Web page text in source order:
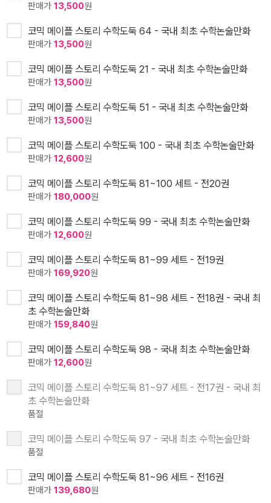
판매가 13,500원
코믹 메이플 스토리 수학도둑 64 - 국내 최초 수학논술만화
판매가 13,500원
코믹 메이플 스토리 수학도둑 21 - 국내 최초 수학논술만화
판매가 13,500원
코믹 메이플 스토리 수학도둑 51 - 국내 최초 수학논술만화
판매가 13,500원
코믹 메이플 스토리 수학도둑 100 - 국내 최초 수학논술만화
판매가 12,600원
코믹 메이플 스토리 수학도둑 81~100 세트 - 전20권
판매가 180,000원
코믹 메이플 스토리 수학도둑 99 - 국내 최초 수학논술만화
판매가 12,600원
코믹 메이플 스토리 수학도둑 81~99 세트 - 전19권
판매가 169,920원
코믹 메이플 스토리 수학도둑 81~98 세트 - 전18권 - 국내 최
초 수학논술만화
판매가 159,840원
코믹 메이플 스토리 수학도둑 98 - 국내 최초 수학논술만화
판매가 12,600원
코믹 메이플 스토리 수학도둑 81~97 세트 - 전17권 - 국내 최
초 수학논술만화
품절
코믹 메이플 스토리 수학도둑 97 - 국내 최초 수학논술만화
품절
코믹 메이플 스토리 수학도둑 81~96 세트 - 전16권
판매가 139,680원